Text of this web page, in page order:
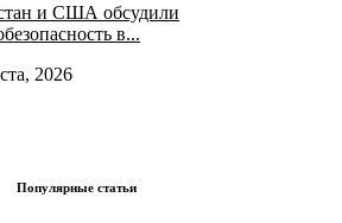
и США обсудили
в...
2026
Популярные статьи